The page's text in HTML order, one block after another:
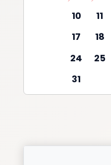
10
11
17
18
24
25
31